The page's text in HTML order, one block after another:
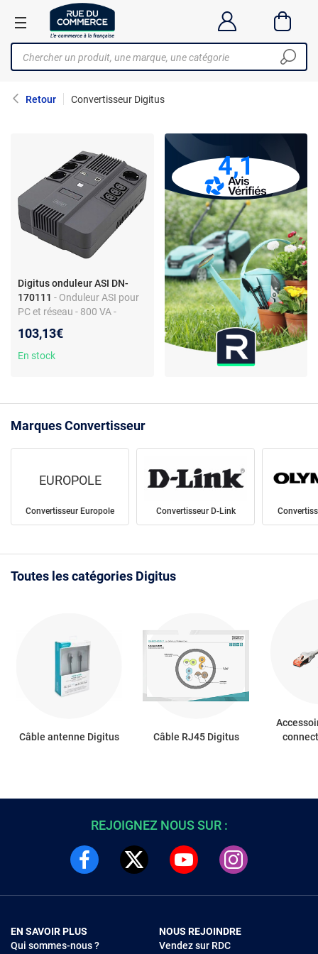
Retour Convertisseur Digitus
Digitus onduleur ASI DN-
170111 - Onduleur ASI pour
PC et réseau - 800 VA -
Haute fiabilité - Protection
coupures et surtensions
103,13€
En stock
4,1
Marques Convertisseur
EUROPOLE
Convertisseur Europole Convertisseur D-Link
Toutes les catégories Digitus
Câble antenne Digitus Câble RJ45 Digitus
REJOIGNEZ NOUS SUR :
EN SAVOIR PLUS
Qui sommes-nous ?
NOUS REJOINDRE
Vendez sur RDC